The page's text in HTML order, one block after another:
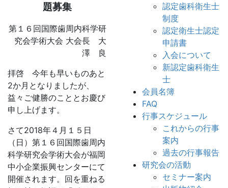
題募集
第１６回国際歯周内科学研
究会学術大会 大会長 大
澤 良
拝啓 今年も早いものあと
2か月となりましたが、
益々ご健勝のこととお慶び
申し上げます。
さて2018年４月１５日
（日）第１６回国際歯周内
科学研究会学術大会が福岡
中小企業振興センターにて
開催されます。回を重ねる
認定歯科衛生士
制度
認定衛生士認定
申請書
入会について
新認定歯科衛生
士
会員名簿
FAQ
行事スケジュール
これからの行事
案内
過去の行事報告
研究会の活動
セミナー案内